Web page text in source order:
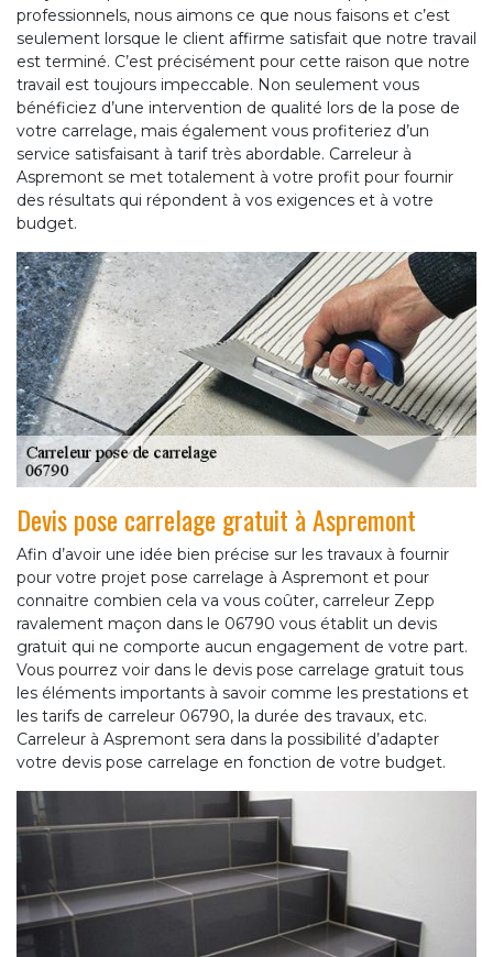
professionnels, nous aimons ce que nous faisons et c’est
seulement lorsque le client affirme satisfait que notre travail
est terminé. C’est précisément pour cette raison que notre
travail est toujours impeccable. Non seulement vous
bénéficiez d’une intervention de qualité lors de la pose de
votre carrelage, mais également vous profiteriez d’un
service satisfaisant à tarif très abordable. Carreleur à
Aspremont se met totalement à votre profit pour fournir
des résultats qui répondent à vos exigences et à votre
budget.
Devis pose carrelage gratuit à Aspremont
Afin d’avoir une idée bien précise sur les travaux à fournir
pour votre projet pose carrelage à Aspremont et pour
connaitre combien cela va vous coûter, carreleur Zepp
ravalement maçon dans le 06790 vous établit un devis
gratuit qui ne comporte aucun engagement de votre part.
Vous pourrez voir dans le devis pose carrelage gratuit tous
les éléments importants à savoir comme les prestations et
les tarifs de carreleur 06790, la durée des travaux, etc.
Carreleur à Aspremont sera dans la possibilité d’adapter
votre devis pose carrelage en fonction de votre budget.